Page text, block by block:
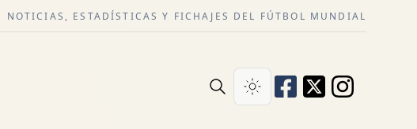
NOTICIAS, ESTADÍSTICAS Y FICHAJES DEL FÚTBOL MUNDIAL